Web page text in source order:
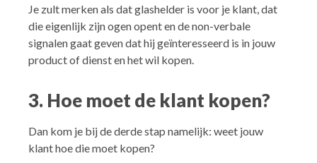
Je zult merken als dat glashelder is voor je klant, dat
die eigenlijk zijn ogen opent en de non-verbale
signalen gaat geven dat hij geïnteresseerd is in jouw
product of dienst en het wil kopen.
3. Hoe moet de klant kopen?
Dan kom je bij de derde stap namelijk: weet jouw
klant hoe die moet kopen?